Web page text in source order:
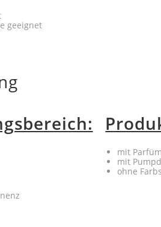
geeignet
mit
mit
ohne